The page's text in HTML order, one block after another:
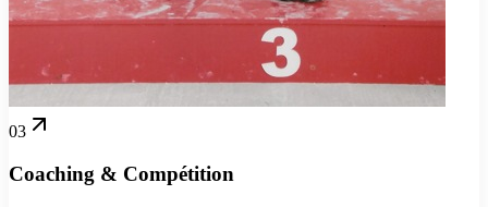
03
Coaching & Compétition